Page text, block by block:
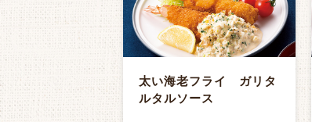
太い海老フライ ガリタ
ルタルソース